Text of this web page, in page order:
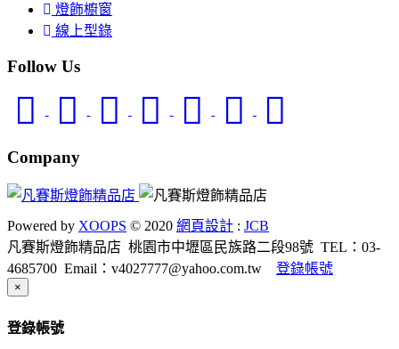
燈飾櫥窗
線上型錄
Follow Us
Company
Powered by XOOPS © 2020 網頁設計 : JCB
凡賽斯燈飾精品店 桃園市中壢區民族路二段98號 TEL：03-
4685700 Email：v4027777@yahoo.com.tw 登錄帳號
×
登錄帳號